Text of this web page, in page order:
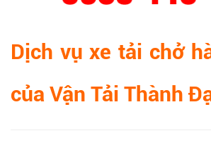
Dịch vụ xe tải chở
của Vận Tải Thành